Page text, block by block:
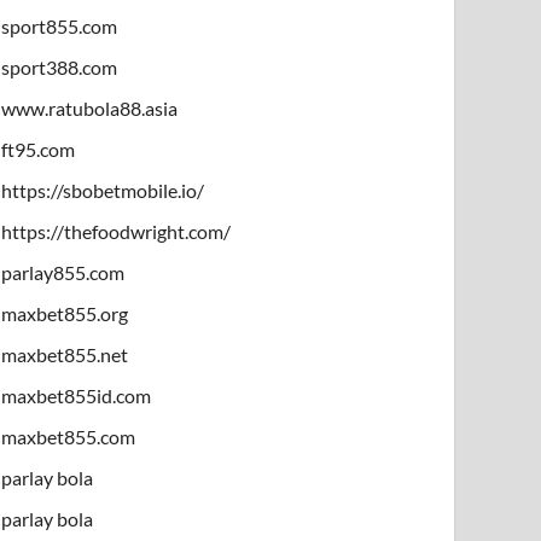
sport855.com
sport388.com
www.ratubola88.asia
ft95.com
https://sbobetmobile.io/
https://thefoodwright.com/
parlay855.com
maxbet855.org
maxbet855.net
maxbet855id.com
maxbet855.com
parlay bola
parlay bola